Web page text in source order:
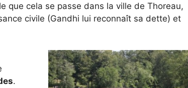
que cela se passe dans la ville de Thoreau,
civile (Gandhi lui reconnaît sa dette) et
.